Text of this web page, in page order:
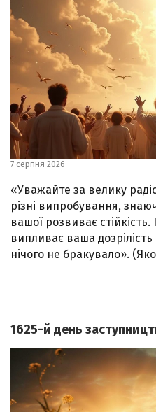
7 серпня 2026
«Уважайте за велику
різні випробування,
вашої розвиває стійкість.
випливає ваша
нічого не бракувало».
1625-й день